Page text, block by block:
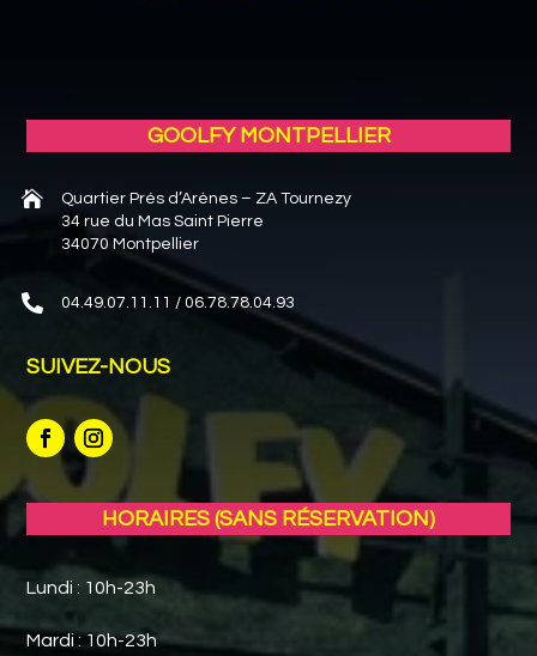
GOOLFY MONTPELLIER

Quartier Prés d’Arènes – ZA Tournezy
34 rue du Mas Saint Pierre
34070 Montpellier
 04.49.07.11.11 / 06.78.78.04.93
SUIVEZ-NOUS
HORAIRES (SANS RÉSERVATION)
Lundi : 10h-23h
Mardi : 10h-23h